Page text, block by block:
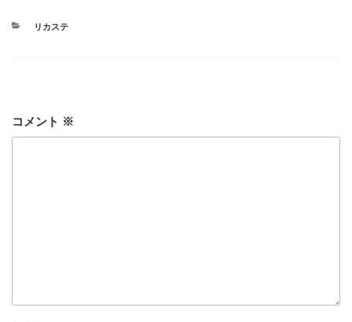
カ
リカステ
コメント ※